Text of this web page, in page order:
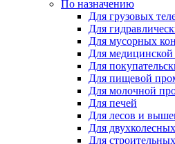
По назначению
Для грузовых
Для
Для мусорных
Для
Для
Для пищевой
Для молочной
Для печей
Для лесов и
Для
Для